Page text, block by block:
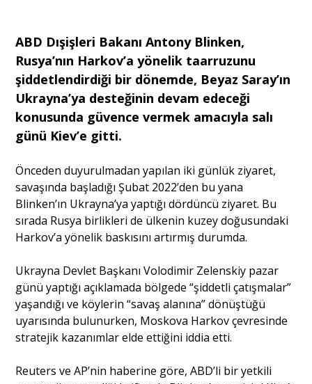
Dünya
Yorum - Analiz
Yazı Dizisi
Portre
Yazarlar
Eğitim
ABD Dışişleri Bakanı Antony Blinken,
Rusya’nın Harkov’a yönelik taarruzunu
şiddetlendirdiği bir dönemde, Beyaz Saray’ın
Ukrayna’ya desteğinin devam edeceği
konusunda güvence vermek amacıyla salı
günü Kiev’e gitti.
Önceden duyurulmadan yapılan iki günlük ziyaret,
savaşında başladığı Şubat 2022’den bu yana
Blinken’ın Ukrayna’ya yaptığı dördüncü ziyaret. Bu
sırada Rusya birlikleri de ülkenin kuzey doğusundaki
Harkov’a yönelik baskısını artırmış durumda.
Ukrayna Devlet Başkanı Volodimir Zelenskiy pazar
günü yaptığı açıklamada bölgede “şiddetli çatışmalar”
yaşandığı ve köylerin “savaş alanına” dönüştüğü
uyarısında bulunurken, Moskova Harkov çevresinde
stratejik kazanımlar elde ettiğini iddia etti.
Reuters ve AP’nin haberine göre, ABD’li bir yetkili